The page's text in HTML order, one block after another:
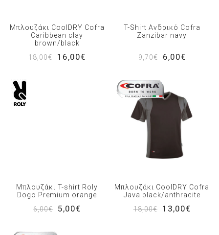
Μπλουζάκι CoolDRY Cofra
Caribbean clay
brown/black
18,00€
16,00€
T-Shirt Ανδρικό Cofra
Zanzibar navy
9,70€ 6,00€
Μπλουζάκι T-shirt Roly
Dogo Premium orange
6,00€
5,00€
Μπλουζάκι CoolDRY Cofra
Java black/anthracite
18,00€
13,00€